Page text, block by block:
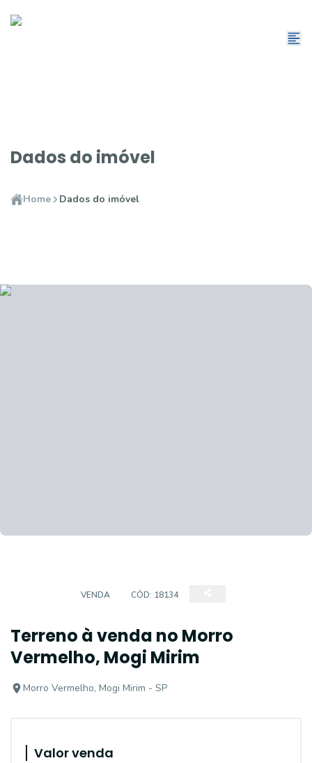
Dados do imóvel
Home Dados do imóvel
VENDA CÓD: 18134
Terreno à venda no Morro
Vermelho, Mogi Mirim
Morro Vermelho, Mogi Mirim - SP
Valor venda